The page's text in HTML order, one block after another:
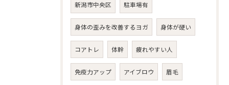
新潟市中央区 駐車場有
身体の歪みを改善するヨガ 身体が硬い
コアトレ 体幹 疲れやすい人
免疫力アップ アイブロウ 眉毛